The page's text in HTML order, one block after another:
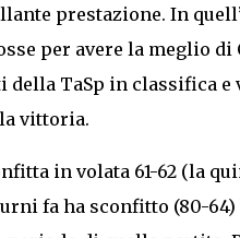
prestazione. In
per avere la meglio
TaSp in classifica
vittoria.
in volata 61-62 (la
fa ha sconfitto (80-